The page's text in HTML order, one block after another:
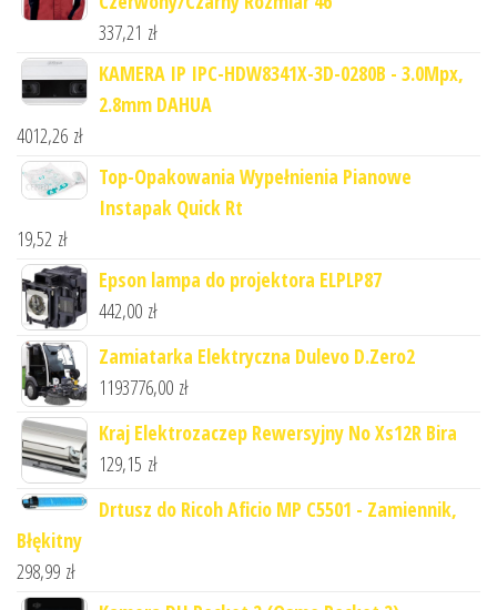
337,21 zł
KAMERA IP IPC-HDW8341X-3D-0280B - 3.0Mpx,
2.8mm DAHUA
4012,26 zł
Top-Opakowania Wypełnienia Pianowe
Instapak Quick Rt
19,52 zł
Epson lampa do projektora ELPLP87
442,00 zł
Zamiatarka Elektryczna Dulevo D.Zero2
1193776,00 zł
Kraj Elektrozaczep Rewersyjny No Xs12R Bira
129,15 zł
Drtusz do Ricoh Aficio MP C5501 - Zamiennik,
Błękitny
298,99 zł